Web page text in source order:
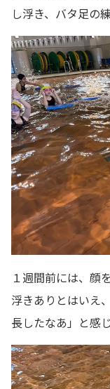
し浮き、バタ足の
１週間前には、顔
浮きありとはいえ
長したなあ」と感じ